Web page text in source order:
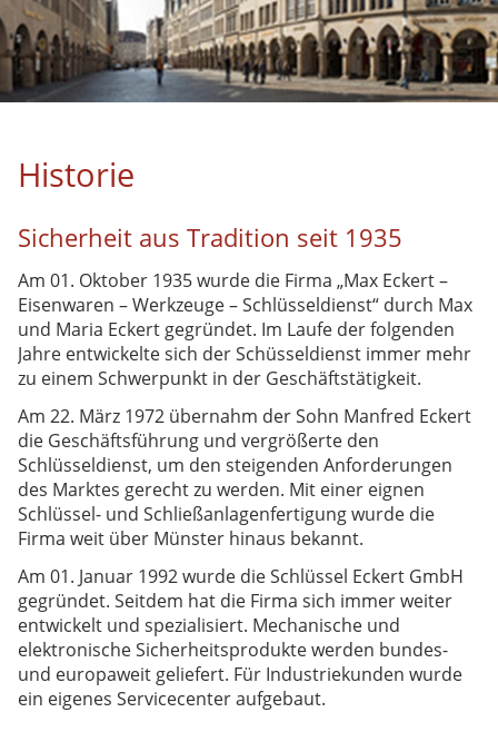
Sicherheit aus Tradition seit
1935
Produkte
Produkte
Leistungen
Dienstleistungen
Downloads
Schlüsselservice
DOM-Servicepartner
DOM-Servicepartner
Anwendungen
Industriezylinder
Bestellformular
Historie
Sicherheit aus Tradition seit 1935
Am 01. Oktober 1935 wurde die Firma „Max Eckert –
Eisenwaren – Werkzeuge – Schlüsseldienst“ durch Max
und Maria Eckert gegründet. Im Laufe der folgenden
Jahre entwickelte sich der Schüsseldienst immer mehr
zu einem Schwerpunkt in der Geschäftstätigkeit.
Am 22. März 1972 übernahm der Sohn Manfred Eckert
die Geschäftsführung und vergrößerte den
Schlüsseldienst, um den steigenden Anforderungen
des Marktes gerecht zu werden. Mit einer eignen
Schlüssel- und Schließanlagenfertigung wurde die
Firma weit über Münster hinaus bekannt.
Am 01. Januar 1992 wurde die Schlüssel Eckert GmbH
gegründet. Seitdem hat die Firma sich immer weiter
entwickelt und spezialisiert. Mechanische und
elektronische Sicherheitsprodukte werden bundes-
und europaweit geliefert. Für Industriekunden wurde
ein eigenes Servicecenter aufgebaut.